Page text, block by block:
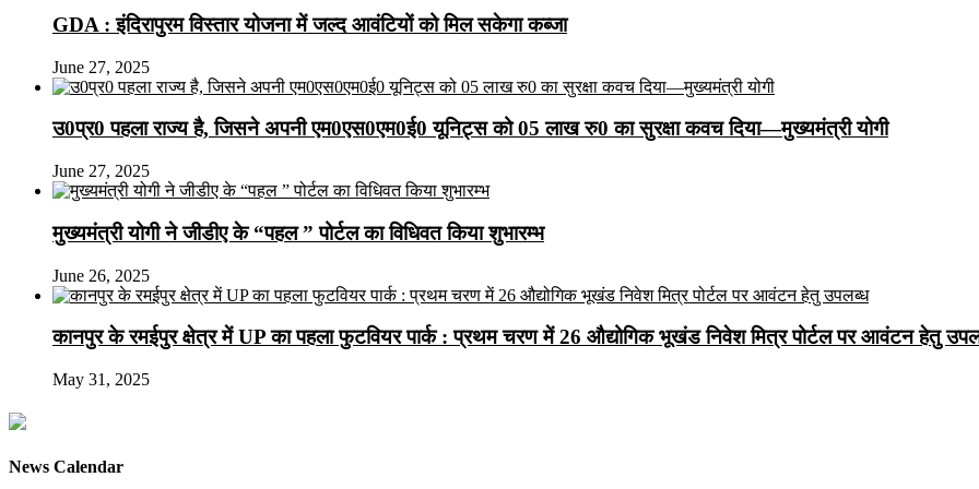
GDA : इंदिरापुरम विस्तार योजना में जल्द आवंटियों को मिल सकेगा कब्जा
June 27, 2025
उ0प्र0 पहला राज्य है, जिसने अपनी एम0एस0एम0ई0 यूनिट्स को 05 लाख रु0 का सुरक्षा कवच दिया—मुख्यमंत्री योगी
June 27, 2025
मुख्यमंत्री योगी ने जीडीए के “पहल ” पोर्टल का विधिवत किया शुभारम्भ
June 26, 2025
कानपुर के रमईपुर क्षेत्र में UP का पहला फुटवियर पार्क : प्रथम चरण में 26 औद्योगिक भूखंड निवेश मित्र पोर्टल पर आवंटन हेतु
May 31, 2025
News Calendar